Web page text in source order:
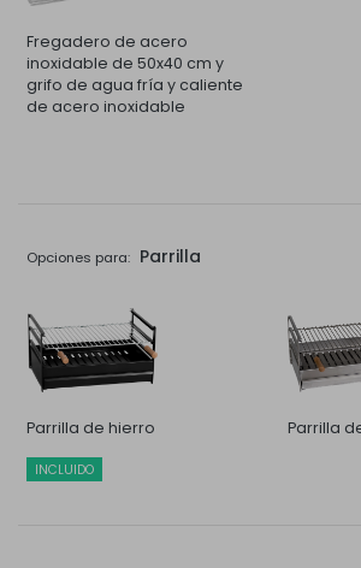
Fregadero de acero
inoxidable de 50x40 cm y
grifo de agua fría y caliente
de acero inoxidable
Opciones para: Parrilla
Parrilla de hierro
INCLUIDO
Parrilla